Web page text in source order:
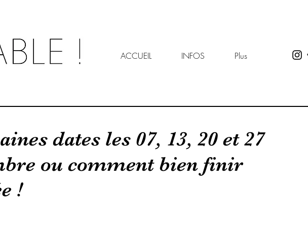
ACCUEIL INFOS Plus
dates les 07, 13, 20 et 27
ou comment bien finir
!